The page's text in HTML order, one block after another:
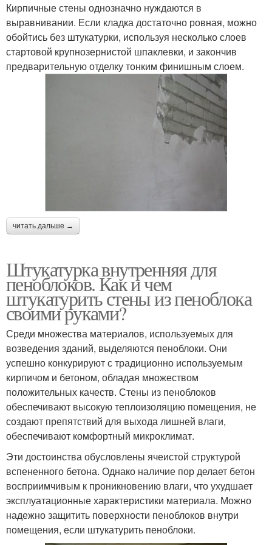
Кирпичные стены однозначно нуждаются в
выравнивании. Если кладка достаточно ровная, можно
обойтись без штукатурки, используя несколько слоев
стартовой крупнозернистой шпаклевки, и закончив
предварительную отделку тонким финишным слоем.
читать дальше →
Штукатурка внутренняя для
пеноблоков. Как и чем
штукатурить стены из пеноблока
своими руками?
Среди множества материалов, используемых для
возведения зданий, выделяются пеноблоки. Они
успешно конкурируют с традиционно используемым
кирпичом и бетоном, обладая множеством
положительных качеств. Стены из пеноблоков
обеспечивают высокую теплоизоляцию помещения, не
создают препятствий для выхода лишней влаги,
обеспечивают комфортный микроклимат.
Эти достоинства обусловлены ячеистой структурой
вспененного бетона. Однако наличие пор делает бетон
восприимчивым к проникновению влаги, что ухудшает
эксплуатационные характеристики материала. Можно
надежно защитить поверхности пеноблоков внутри
помещения, если штукатурить пеноблоки.